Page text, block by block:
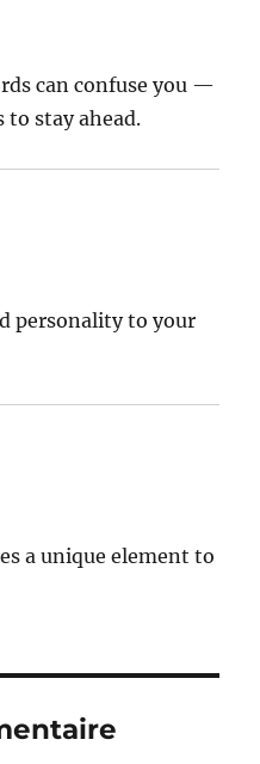
can confuse you —
stay ahead.
personality to your
a unique element to